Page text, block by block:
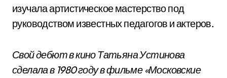
изучала артистическое мастерство под
руководством известных педагогов и актеров.
Свой дебют в кино Татьяна Устинова
сделала в 1980 году в фильме «Московские